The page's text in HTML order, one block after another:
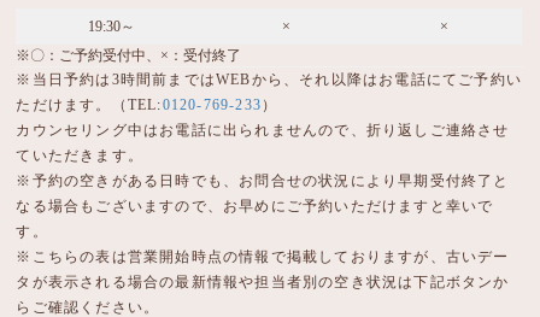
19:30～ ×
×
※〇：ご予約受付中、×：受付終了
※当日予約は3時間前まではWEBから、それ以降はお電話にてご予約い
ただけます。（TEL:0120-769-233 ）
カウンセリング中はお電話に出られませんので、折り返しご連絡させ
ていただきます。
※予約の空きがある日時でも、お問合せの状況により早期受付終了と
なる場合もございますので、お早めにご予約いただけますと幸いで
す。
※こちらの表は営業開始時点の情報で掲載しておりますが、古いデー
タが表示される場合の最新情報や担当者別の空き状況は下記ボタンか
らご確認ください。